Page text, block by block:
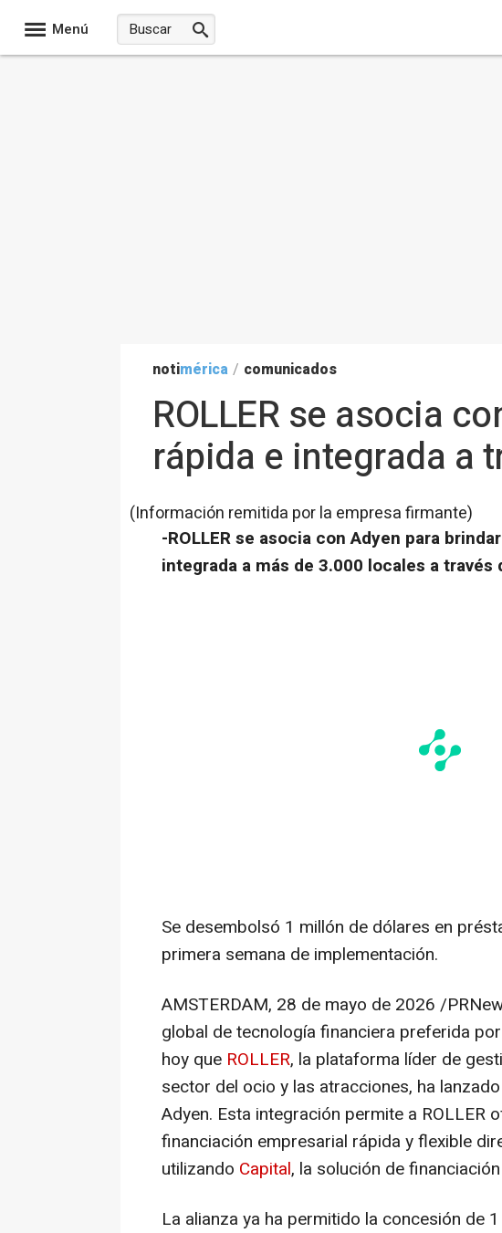
Menú
notimérica / comunicados
ROLLER se asocia
rápida e integrada a
(Información remitida por la empresa firmante)
-ROLLER se asocia con Adyen para
integrada a más de 3.000 locales a través
Se desembolsó 1 millón de dólares en
primera semana de implementación.
AMSTERDAM, 28 de mayo de 2026 /
global de tecnología financiera preferida
hoy que ROLLER, la plataforma líder de
sector del ocio y las atracciones, ha
Adyen. Esta integración permite a ROLLER
financiación empresarial rápida y flexible
utilizando Capital, la solución de
La alianza ya ha permitido la concesión de